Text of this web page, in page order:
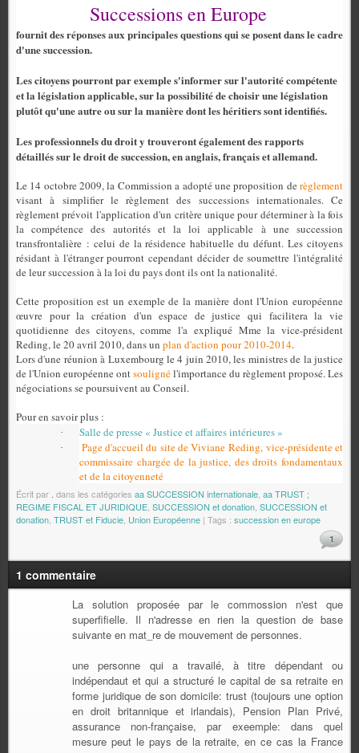
Successions en Europe
fournit des réponses aux principales questions qui se posent dans le cadre
d'une succession.
Les citoyens pourront par exemple s'informer sur l'autorité compétente
et la législation applicable, sur la possibilité de choisir une législation
plutôt qu'une autre ou sur la manière dont les héritiers sont identifiés.
Les professionnels du droit y trouveront également des rapports
détaillés sur le droit de succession, en anglais, français et allemand.
Le 14 octobre 2009, la Commission a adopté une proposition derèglement
visant à simplifier le règlement des successions internationales. Ce
règlement prévoit l'application d'un critère unique pour déterminer à la fois
la compétence des autorités et la loi applicable à une succession
transfrontalière : celui de la résidence habituelle du défunt. Les citoyens
résidant à l'étranger pourront cependant décider de soumettre l'intégralité
de leur succession à la loi du pays dont ils ont la nationalité.
Cette proposition est un exemple de la manière dont l'Union européenne
œuvre pour la création d'un espace de justice qui facilitera la vie
quotidienne des citoyens, comme l'a expliqué Mme la vice-président
Reding, le 20 avril 2010, dans un plan d'action pour 2010-2014.
Lors d'une réunion à Luxembourg le 4 juin 2010, les ministres de la justice
de l'Union européenne ontsoulignél'importance du règlement proposé. Les
négociations se poursuivent au Conseil.
Pour en savoir plus :
· Salle de presse « Justice et affaires intérieures »
·
Page d'accueil du site de Viviane Reding, vice-présidente et
commissaire chargée de la justice, des droits fondamentaux
et de la citoyenneté
Écrit par . dans les catégories aa SUCCESSION internationale, aa TRUST ;
REGIME FISCAL ET JURIDIQUE, SUCCESSION et donation, SUCCESSION et
donation, TRUST et Fiducie, Union Européenne | Tags : succession en europe
1
1 commentaire
La solution proposée par le commossion n'est que
superfifielle. Il n'adresse en rien la question de base
suivante en mat_re de mouvement de personnes.
une personne qui a travailé, à titre dépendant ou
indépendaut et qui a structuré le capital de sa retraite en
forme juridique de son domicile: trust (toujours une option
en droit britannique et irlandais), Pension Plan Privé,
assurance non-française, par exeemple: dans quel
mesure peut le pays de la retraite, en ce cas la France